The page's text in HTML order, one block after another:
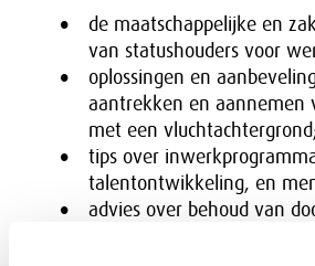
de maatschappelijke en
van statushouders voor
oplossingen en
aantrekken en aannemen
met een
tips over
talentontwikkeling, en
advies over behoud van
De praktijkvoorbeelden (‘good